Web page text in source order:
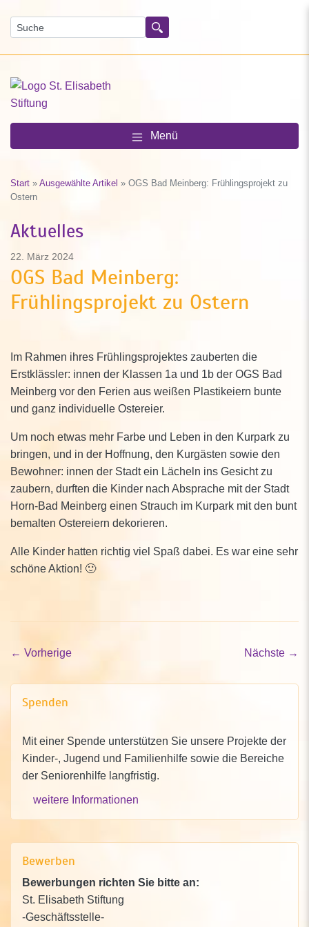
Suchen
Menü
Start » Ausgewählte Artikel » OGS Bad Meinberg: Frühlingsprojekt zu
Ostern
Aktuelles
22. März 2024
OGS Bad Meinberg:
Frühlingsprojekt zu Ostern
Im Rahmen ihres Frühlingsprojektes zauberten die
Erstklässler: innen der Klassen 1a und 1b der OGS Bad
Meinberg vor den Ferien aus weißen Plastikeiern bunte
und ganz individuelle Ostereier.
Um noch etwas mehr Farbe und Leben in den Kurpark zu
bringen, und in der Hoffnung, den Kurgästen sowie den
Bewohner: innen der Stadt ein Lächeln ins Gesicht zu
zaubern, durften die Kinder nach Absprache mit der Stadt
Horn-Bad Meinberg einen Strauch im Kurpark mit den bunt
bemalten Ostereiern dekorieren.
Alle Kinder hatten richtig viel Spaß dabei. Es war eine sehr
schöne Aktion! 🙂
← Vorherige Nächste →
Spenden
Mit einer Spende unterstützen Sie unsere Projekte der
Kinder-, Jugend und Familienhilfe sowie die Bereiche
der Seniorenhilfe langfristig.
weitere Informationen
Bewerben
Bewerbungen richten Sie bitte an:
St. Elisabeth Stiftung
-Geschäftsstelle-